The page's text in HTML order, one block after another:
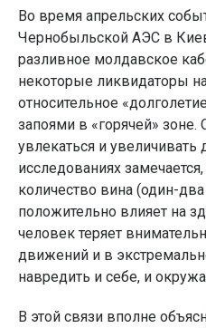
Во время апрельских
Чернобыльской АЭС в
разливное молдавское
некоторые ликвидаторы
относительное
запоями в «горячей» зоне.
увлекаться и
исследованиях
количество вина (один-
положительно влияет на
человек теряет
движений и в
навредить и себе, и
В этой связи вполне